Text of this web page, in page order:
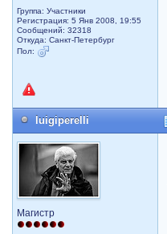
Группа: Участники
Регистрация: 5 Янв 2008, 19:55
Сообщений: 32318
Откуда: Санкт-Петербург
Пол:
luigiperelli
Магистр